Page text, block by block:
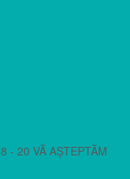
- 20 VĂ AȘTEPTĂM